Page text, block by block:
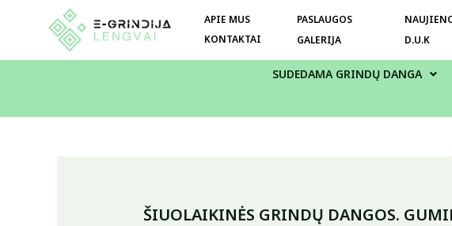
APIE MUS
KONTAKTAI
PASLAUGOS
GALERIJA
D.U.K
SUDEDAMA GRINDŲ DANGA
ŠIUOLAIKINĖS GRINDŲ DANGOS.